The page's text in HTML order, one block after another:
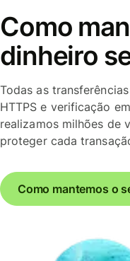
Como
dinheiro
Todas as
HTTPS e verificação
realizamos milhões de
proteger cada
Como mantemos o